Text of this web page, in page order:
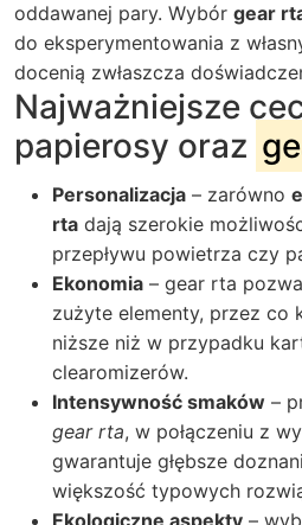
oddawanej pary. Wybór gear
do eksperymentowania z
docenią zwłaszcza
Najważniejsze
papierosy oraz
Personalizacja – zarówno
rta dają szerokie
przepływu powietrza czy
Ekonomia – gear rta
zużyte elementy, przez co
niższe niż w przypadku
clearomizerów.
Intensywność smaków –
gear rta, w połączeniu z
gwarantuje głębsze
większość typowych
Ekologiczne aspekty –